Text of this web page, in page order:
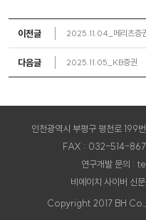
이전글 2025.11.04_메리츠증
다음글 2025.11.05_KB증권
인천광역시 부평구 평천로
FAX : 032-514-
연구개발 문의
비에이치 사이버
Copyright 2017 BH